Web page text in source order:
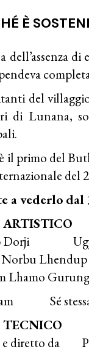
È
dell’assenza
del
di Lunana,
il primo del
del
a vederlo dal
ARTISTICO
Dorji
Norbu
Lhamo
Sé
TECNICO
e diretto da